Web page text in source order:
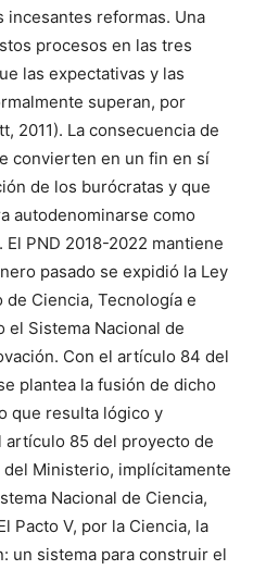
incesantes reformas. Una
procesos en las tres
las expectativas y las
superan, por
2011). La consecuencia de
convierten en un fin en sí
de los burócratas y que
autodenominarse como
PND 2018-2022 mantiene
pasado se expidió la Ley
Ciencia, Tecnología e
Sistema Nacional de
Con el artículo 84 del
plantea la fusión de dicho
que resulta lógico y
artículo 85 del proyecto de
Ministerio, implícitamente
Nacional de Ciencia,
Pacto V, por la Ciencia, la
un sistema para construir el